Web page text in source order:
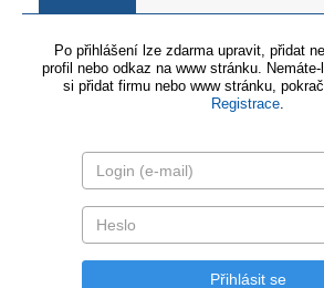
Po přihlášení lze zdarma upravit, přidat
profil nebo odkaz na www stránku.
si přidat firmu nebo www stránku,
Registrace.